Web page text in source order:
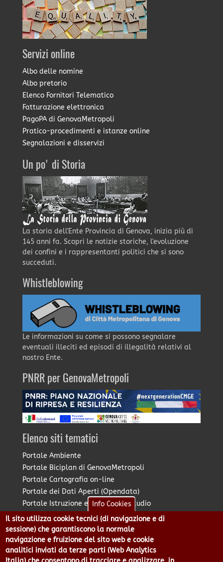
Servizi online
Albo delle nomine
Albo pretorio
Elenco Fornitori Telematico
Fatturazione elettronica
PagoPA di GenovaMetropoli
Pratico-procedimenti e istanze online
Segnalazioni e disservizi
Un po' di Storia
La storia dell'Ente Provincia di Genova, inizia più di
145 anni fa. Scopri le notizie storiche, l'evoluzione
dei confini e i rappresentanti politici che si sono
succeduti.
Whistleblowing
Le informazioni su come si possono segnalare
eventuali illeciti ed episodi di illegalità relativi al
nostro Ente.
PNRR per GenovaMetropoli
Elenco siti tematici
Portale Ambiente
Portale Biciplan di GenovaMetropoli
Portale Cartografia on-line
Portale dei Dati Aperti (Opendata)
Portale Istruzione e Diritto allo Studio
Portale Marketing Territoriale
Portale Piano Strategico Metropolitano
Portale PUMS di GenovaMetropoli
Portale Stazione Unica Appaltante
Info Cookies
Il sito utilizza cookie tecnici (di navigazione e di
sessione) che garantiscono la normale
navigazione e fruizione del sito web e cookie
analitici inviati da terze parti (Web Analytics